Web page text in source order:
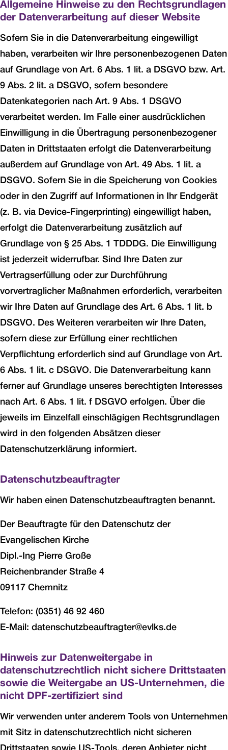
Allgemeine Hinweise zu den Rechtsgrundlagen
der Datenverarbeitung auf dieser Website
Sofern Sie in die Datenverarbeitung eingewilligt
haben, verarbeiten wir Ihre personenbezogenen Daten
auf Grundlage von Art. 6 Abs. 1 lit. a DSGVO bzw. Art.
9 Abs. 2 lit. a DSGVO, sofern besondere
Datenkategorien nach Art. 9 Abs. 1 DSGVO
verarbeitet werden. Im Falle einer ausdrücklichen
Einwilligung in die Übertragung personenbezogener
Daten in Drittstaaten erfolgt die Datenverarbeitung
außerdem auf Grundlage von Art. 49 Abs. 1 lit. a
DSGVO. Sofern Sie in die Speicherung von Cookies
oder in den Zugriff auf Informationen in Ihr Endgerät
(z. B. via Device-Fingerprinting) eingewilligt haben,
erfolgt die Datenverarbeitung zusätzlich auf
Grundlage von § 25 Abs. 1 TDDDG. Die Einwilligung
ist jederzeit widerrufbar. Sind Ihre Daten zur
Vertragserfüllung oder zur Durchführung
vorvertraglicher Maßnahmen erforderlich, verarbeiten
wir Ihre Daten auf Grundlage des Art. 6 Abs. 1 lit. b
DSGVO. Des Weiteren verarbeiten wir Ihre Daten,
sofern diese zur Erfüllung einer rechtlichen
Verpflichtung erforderlich sind auf Grundlage von Art.
6 Abs. 1 lit. c DSGVO. Die Datenverarbeitung kann
ferner auf Grundlage unseres berechtigten Interesses
nach Art. 6 Abs. 1 lit. f DSGVO erfolgen. Über die
jeweils im Einzelfall einschlägigen Rechtsgrundlagen
wird in den folgenden Absätzen dieser
Datenschutzerklärung informiert.
Datenschutz­beauftragter
Wir haben einen Datenschutzbeauftragten benannt.
Der Beauftragte für den Datenschutz der
Evangelischen Kirche
Dipl.-Ing Pierre Große
Reichenbrander Straße 4
09117 Chemnitz
Telefon: (0351) 46 92 460
E-Mail: datenschutzbeauftragter@evlks.de
Hinweis zur Datenweitergabe in
datenschutzrechtlich nicht sichere Drittstaaten
sowie die Weitergabe an US-Unternehmen, die
nicht DPF-zertifiziert sind
Wir verwenden unter anderem Tools von Unternehmen
mit Sitz in datenschutzrechtlich nicht sicheren